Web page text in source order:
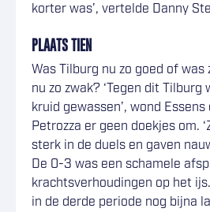
korter was’, vertelde Danny
PLAATS TIEN
Was Tilburg nu zo goed of
nu zo zwak? ‘Tegen dit Tilburg
kruid gewassen’, wond
Petrozza er geen doekjes om.
sterk in de duels en gaven
De 0-3 was een schamele
krachtsverhoudingen op het
in de derde periode nog bijna